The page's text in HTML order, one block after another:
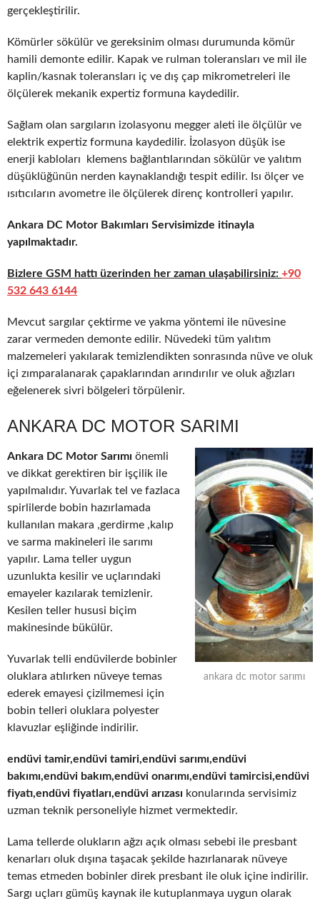
gerçekleştirilir.
Kömürler sökülür ve gereksinim olması durumunda kömür
hamili demonte edilir. Kapak ve rulman toleransları ve mil ile
kaplin/kasnak toleransları iç ve dış çap mikrometreleri ile
ölçülerek mekanik expertiz formuna kaydedilir.
Sağlam olan sargıların izolasyonu megger aleti ile ölçülür ve
elektrik expertiz formuna kaydedilir. İzolasyon düşük ise
enerji kabloları klemens bağlantılarından sökülür ve yalıtım
düşüklüğünün nerden kaynaklandığı tespit edilir. Isı ölçer ve
ısıtıcıların avometre ile ölçülerek direnç kontrolleri yapılır.
Ankara DC Motor Bakımları Servisimizde itinayla
yapılmaktadır.
Bizlere GSM hattı üzerinden her zaman ulaşabilirsiniz: +90
532 643 6144
Mevcut sargılar çektirme ve yakma yöntemi ile nüvesine
zarar vermeden demonte edilir. Nüvedeki tüm yalıtım
malzemeleri yakılarak temizlendikten sonrasında nüve ve oluk
içi zımparalanarak çapaklarından arındırılır ve oluk ağızları
eğelenerek sivri bölgeleri törpülenir.
ANKARA DC MOTOR SARIMI
ankara dc motor sarımı
Ankara DC Motor Sarımı önemli
ve dikkat gerektiren bir işçilik ile
yapılmalıdır. Yuvarlak tel ve fazlaca
spirlilerde bobin hazırlamada
kullanılan makara ,gerdirme ,kalıp
ve sarma makineleri ile sarımı
yapılır. Lama teller uygun
uzunlukta kesilir ve uçlarındaki
emayeler kazılarak temizlenir.
Kesilen teller hususi biçim
makinesinde bükülür.
Yuvarlak telli endüvilerde bobinler
oluklara atılırken nüveye temas
ederek emayesi çizilmemesi için
bobin telleri oluklara polyester
klavuzlar eşliğinde indirilir.
endüvi tamir,endüvi tamiri,endüvi sarımı,endüvi
bakımı,endüvi bakım,endüvi onarımı,endüvi tamircisi,endüvi
fiyatı,endüvi fiyatları,endüvi arızası konularında servisimiz
uzman teknik personeliyle hizmet vermektedir.
Lama tellerde olukların ağzı açık olması sebebi ile presbant
kenarları oluk dışına taşacak şekilde hazırlanarak nüveye
temas etmeden bobinler direk presbant ile oluk içine indirilir.
Sargı uçları gümüş kaynak ile kutuplanmaya uygun olarak